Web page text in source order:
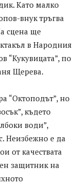
Като малко
внук тръгва
сцена ще
в Народния
“Кукувицата”, по
Щерева.
“Октоподът”, но
където
води”,
Неизбежно е да
от качествата
защитник на